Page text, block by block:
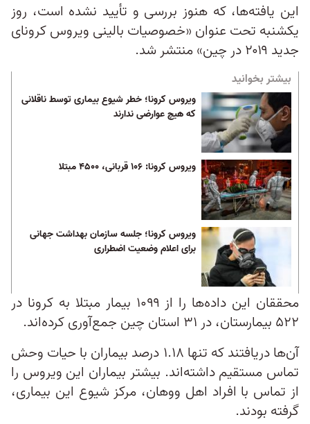
این یافته‌ها، که هنوز بررسی و تأیید نشده است، روز
یکشنبه تحت عنوان «خصوصیات بالینی ویروس کرونای
جدید ۲۰۱۹ در چین» منتشر شد.
بیشتر بخوانید
ویروس کرونا؛ خطر شیوع بیماری توسط ناقلانی
که هیچ عوارضی ندارند
ویروس کرونا: ۱۰۶ قربانی، ۴۵۰۰ مبتلا
ویروس کرونا؛ جلسه سازمان بهداشت جهانی
برای اعلام وضعیت اضطراری
محققان این داده‌ها را از ۱۰۹۹ بیمار مبتلا به کرونا در
۵۲۲ بیمارستان، در ۳۱ استان چین جمع‌آوری کرده‌اند.
آن‌ها دریافتند که تنها ۱.۱۸ درصد بیماران با حیات وحش
تماس مستقیم داشته‌اند. بیشتر بیماران این ویروس را
از تماس با افراد اهل ووهان، مرکز شیوع این بیماری،
گرفته بودند.